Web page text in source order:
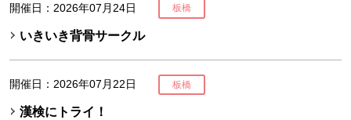
開催日：2026年07月24日 板橋
いきいき背骨サークル
開催日：2026年07月22日 板橋
漢検にトライ！